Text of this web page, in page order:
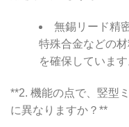
無錫リード精
特殊合金などの
を確保しています
**2. 機能の点で、竪型
に異なりますか？**